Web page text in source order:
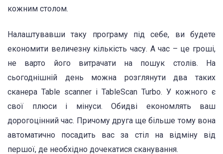
кожним столом.
Налаштувавши таку програму під себе, ви будете
економити величезну кількість часу. А час – це гроші,
не варто його витрачати на пошук столів. На
сьогоднішній день можна розглянути два таких
сканера Table scanner і TableScan Turbo. У кожного є
свої плюси і мінуси. Обидві економлять ваш
дорогоцінний час. Причому друга ще більше тому вона
автоматично посадить вас за стіл на відміну від
першої, де необхідно дочекатися сканування.